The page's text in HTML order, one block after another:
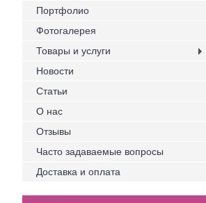
Портфолио
Фотогалерея
Товары и услуги
Новости
Статьи
О нас
Отзывы
Часто задаваемые вопросы
Доставка и оплата